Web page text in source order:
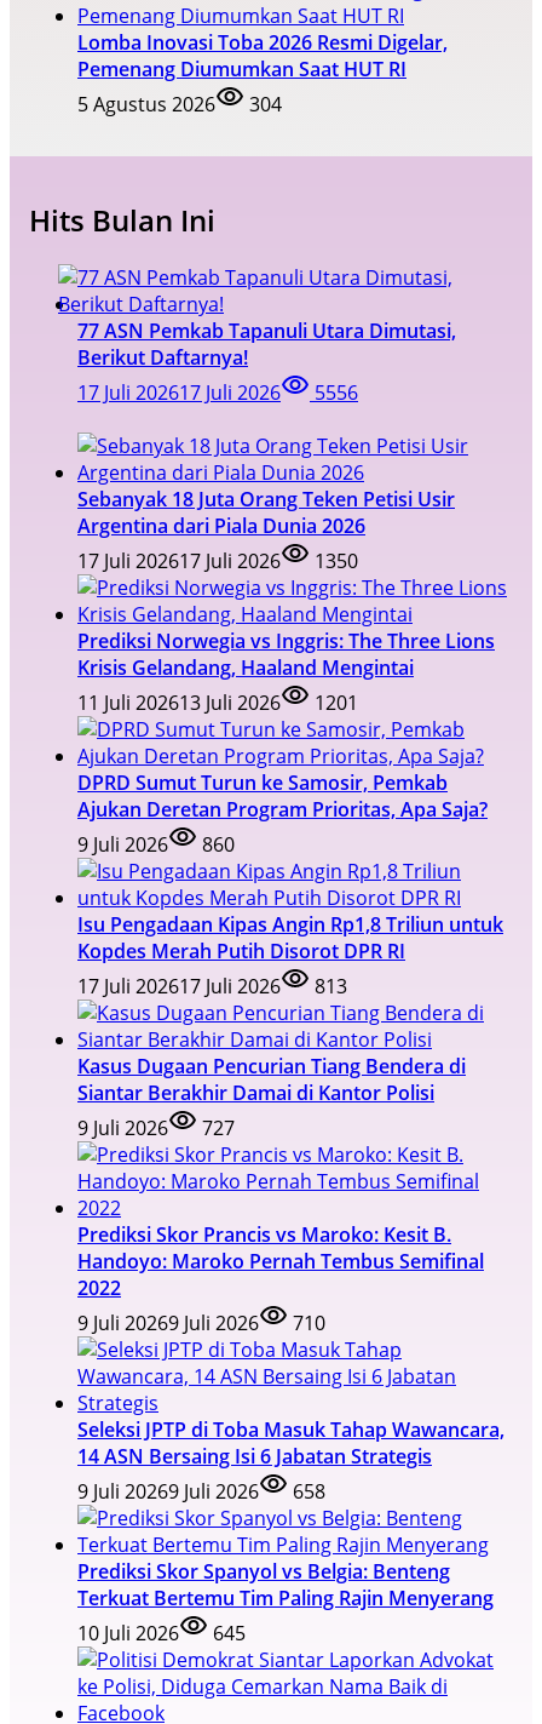
Lomba Inovasi Toba 2026 Resmi Digelar,
Pemenang Diumumkan Saat HUT RI
5 Agustus 2026
304
Hits Bulan Ini
77 ASN Pemkab Tapanuli Utara Dimutasi,
Berikut Daftarnya!
17 Juli 202617 Juli 2026 5556
Sebanyak 18 Juta Orang Teken Petisi Usir
Argentina dari Piala Dunia 2026
17 Juli 202617 Juli 2026 1350
Prediksi Norwegia vs Inggris: The Three Lions
Krisis Gelandang, Haaland Mengintai
11 Juli 202613 Juli 2026 1201
DPRD Sumut Turun ke Samosir, Pemkab
Ajukan Deretan Program Prioritas, Apa Saja?
9 Juli 2026
860
Isu Pengadaan Kipas Angin Rp1,8 Triliun untuk
Kopdes Merah Putih Disorot DPR RI
17 Juli 202617 Juli 2026 813
Kasus Dugaan Pencurian Tiang Bendera di
Siantar Berakhir Damai di Kantor Polisi
9 Juli 2026
727
Prediksi Skor Prancis vs Maroko: Kesit B.
Handoyo: Maroko Pernah Tembus Semifinal
2022
9 Juli 20269 Juli 2026 710
Seleksi JPTP di Toba Masuk Tahap Wawancara,
14 ASN Bersaing Isi 6 Jabatan Strategis
9 Juli 20269 Juli 2026 658
Prediksi Skor Spanyol vs Belgia: Benteng
Terkuat Bertemu Tim Paling Rajin Menyerang
10 Juli 2026
645